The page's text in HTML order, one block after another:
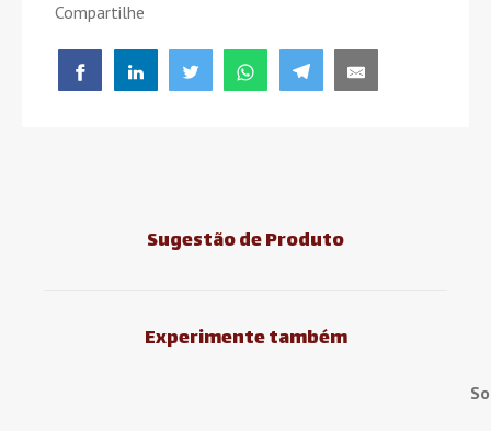
Compartilhe
Sugestão de Produto
Experimente também